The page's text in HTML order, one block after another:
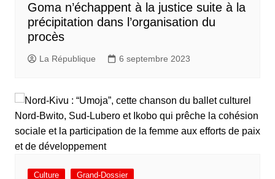
Goma n’échappent à la justice suite à la
précipitation dans l’organisation du
procès
La République 6 septembre 2023
Culture Grand-Dossier